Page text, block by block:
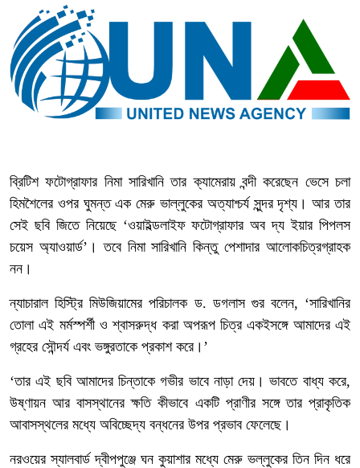
ব্রিটিশ ফটোগ্রাফার নিমা সারিখানি তার ক্যামেরায় বন্দী করেছেন ভেসে চলা
হিমশৈলের ওপর ঘুমন্ত এক মেরু ভাল্লুকের অত্যাশ্চর্য সুন্দর দৃশ্য। আর তার
সেই ছবি জিতে নিয়েছে ‘ওয়াইল্ডলাইফ ফটোগ্রাফার অব দ্য ইয়ার পিপলস
চয়েস অ্যাওয়ার্ড’। তবে নিমা সারিখানি কিন্তু পেশাদার আলোকচিত্রগ্রাহক
নন।
ন্যাচারাল হিস্ট্রি মিউজিয়ামের পরিচালক ড. ডগলাস গুর বলেন, ‘সারিখানির
তোলা এই মর্মস্পর্শী ও শ্বাসরুদ্ধ করা অপরূপ চিত্র একইসঙ্গে আমাদের এই
গ্রহের সৌন্দর্য এবং ভঙ্গুরতাকে প্রকাশ করে।’
‘তার এই ছবি আমাদের চিন্তাকে গভীর ভাবে নাড়া দেয়। ভাবতে বাধ্য করে,
উষ্ণায়ন আর বাসস্থানের ক্ষতি কীভাবে একটি প্রাণীর সঙ্গে তার প্রাকৃতিক
আবাসস্থলের মধ্যে অবিচ্ছেদ্য বন্ধনের উপর প্রভাব ফেলেছে।
নরওয়ের স্যালবার্ড দ্বীপপুঞ্জে ঘন কুয়াশার মধ্যে মেরু ভল্লুকের তিন দিন ধরে